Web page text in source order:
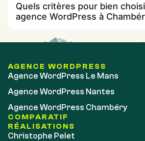
Quels critères pour bien
agence WordPress à
AGENCE WORDPRESS
Agence WordPress Le Mans
Agence WordPress Nantes
Agence WordPress Chambéry
COMPARATIF
RÉALISATIONS
Christophe Pelet